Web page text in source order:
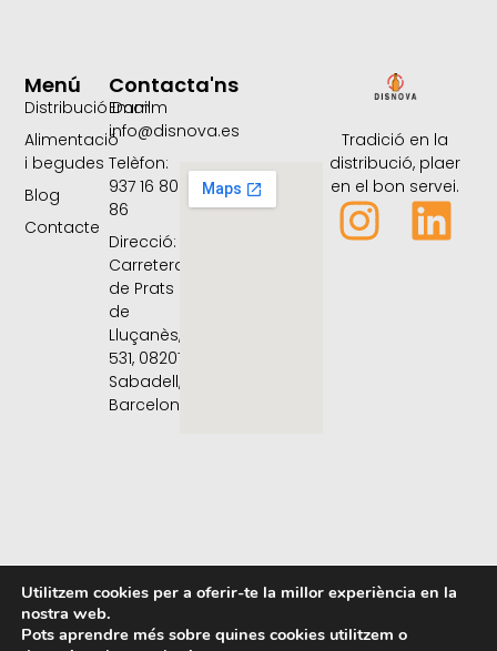
Tradició en la
distribució, plaer
en el bon servei.
Menú
Distribució Damm
Alimentació
i begudes
Blog
Contacte
Contacta'ns
Email:
info@disnova.es
Telèfon:
937 16 80
86
Direcció:
Carretera
de Prats
de
Lluçanès,
531, 08207
Sabadell,
Barcelona
Utilitzem cookies per a oferir-te la millor experiència en la
nostra web.
Pots aprendre més sobre quines cookies utilitzem o